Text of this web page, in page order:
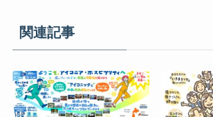
関連記事